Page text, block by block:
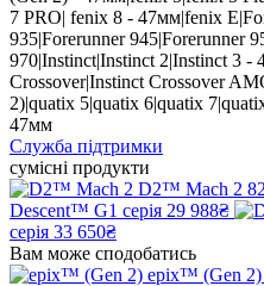
7 PRO| fenix 8 - 47мм|fenix
935|Forerunner 945|Forerunner
970|Instinct|Instinct 2|Instinct 3
Crossover|Instinct Crossover
2)|quatix 5|quatix 6|quatix
47мм
Служба підтримки
сумісні продукти
D2™ Mach 2
Descent™ G1 серія 29 988₴
серія 33 650₴
Вам може сподобатись
epix™ (Gen 2)